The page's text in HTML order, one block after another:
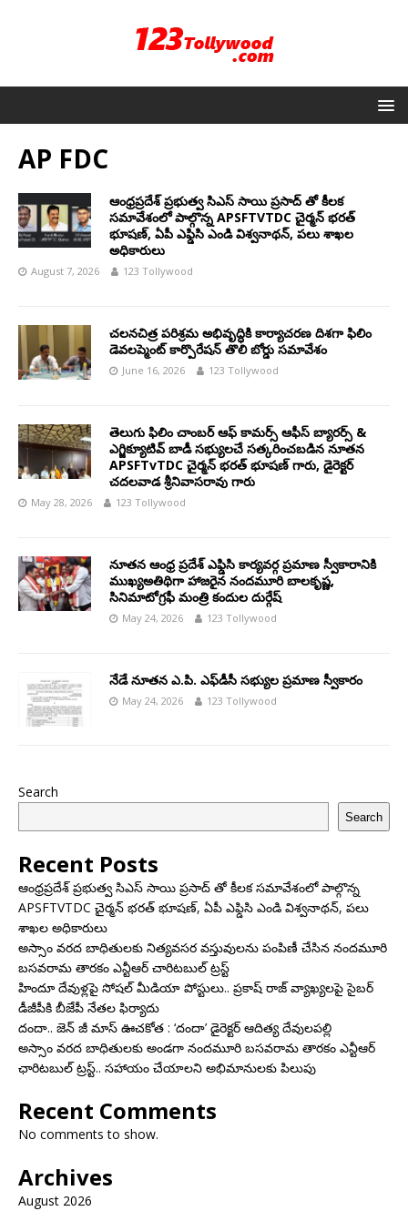
AP FDC
ఆంధ్రప్రదేశ్ ప్రభుత్వ సిఎస్ సాయి ప్రసాద్ తో కీలక
సమావేశంలో పాల్గొన్న APSFTVTDC చైర్మన్ భరత్
భూషణ్, ఏపీ ఎఫ్డిసి ఎండి విశ్వనాథన్, పలు శాఖల
అధికారులు
August 7, 2026 123 Tollywood
చలనచిత్ర పరిశ్రమ అభివృద్ధికి కార్యాచరణ దిశగా ఫిలిం
డెవలప్మెంట్ కార్పొరేషన్ తొలి బోర్డు సమావేశం
June 16, 2026 123 Tollywood
తెలుగు ఫిలిం చాంబర్ ఆఫ్ కామర్స్ ఆఫీస్ బ్యారర్స్ &
ఎగ్జిక్యూటివ్ బాడీ సభ్యులచే సత్కరించబడిన నూతన
APSFTvTDC చైర్మన్ భరత్ భూషణ్ గారు, డైరెక్టర్
చదలవాడ శ్రీనివాసరావు గారు
May 28, 2026 123 Tollywood
నూతన ఆంధ్ర ప్రదేశ్ ఎఫ్డిసి కార్యవర్గ ప్రమాణ స్వీకారానికి
ముఖ్యఅతిథిగా హాజరైన నందమూరి బాలకృష్ణ,
సినిమాటోగ్రఫీ మంత్రి కందుల దుర్గేష్
May 24, 2026 123 Tollywood
నేడే నూతన ఎ.పి. ఎఫ్‌డీసీ సభ్యుల ప్రమాణ స్వీకారం
May 24, 2026 123 Tollywood
Search
Search
Recent Posts
ఆంధ్రప్రదేశ్ ప్రభుత్వ సిఎస్ సాయి ప్రసాద్ తో కీలక సమావేశంలో పాల్గొన్న
APSFTVTDC చైర్మన్ భరత్ భూషణ్, ఏపీ ఎఫ్డిసి ఎండి విశ్వనాథన్, పలు
శాఖల అధికారులు
అస్సాం వరద బాధితులకు నిత్యవసర వస్తువులను పంపిణీ చేసిన నందమూరి
బసవరామ తారకం ఎన్టీఆర్ చారిటబుల్ ట్రస్ట్
హిందూ దేవుళ్లపై సోషల్ మీడియా పోస్టులు.. ప్రకాష్ రాజ్ వ్యాఖ్యలపై సైబర్
డీజీపీకి బీజేపీ నేతల ఫిర్యాదు
దందా.. జెన్ జీ మాస్ ఊచకోత : ‘దందా’ డైరెక్ట‌ర్ ఆదిత్య దేవులపల్లి
అస్సాం వరద బాధితులకు అండగా నందమూరి బసవరామ తారకం ఎన్టీఆర్
ఛారిటబుల్ ట్రస్ట్.. సహాయం చేయాలని అభిమానులకు పిలుపు
Recent Comments
No comments to show.
Archives
August 2026